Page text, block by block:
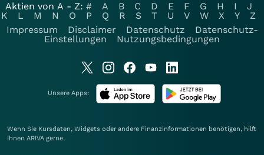
Aktien von A - Z: # A B C D E F G H I
J
K
L M N O P Q R S T U V W X Y
Z
Impressum
Disclaimer Datenschutz
Datenschutz-
Einstellungen
Nutzungsbedingungen
Unsere Apps:
Wenn Sie Kursdaten, Widgets oder andere Finanzinformationen benötigen, hilft
Ihnen ARIVA gerne.